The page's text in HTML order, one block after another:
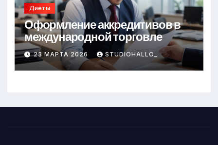
Диеты
Оформление аккредитивов в
международной торговле
23 МАРТА 2026 STUDIOHALLO_